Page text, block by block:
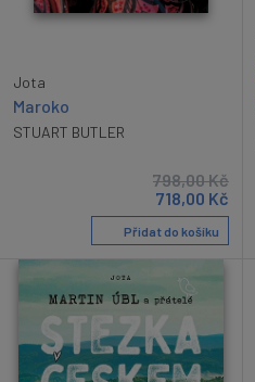
Jota
Maroko
STUART BUTLER
798,00Kč
718,00 Kč
Přidat do košíku